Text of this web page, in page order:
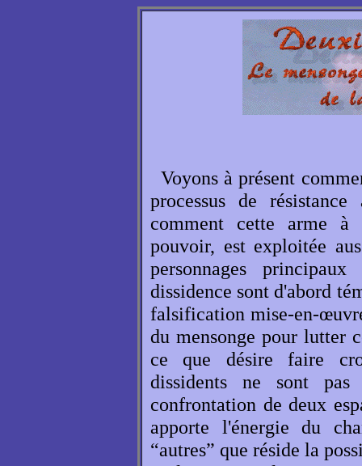
Voyons à présent
processus de
comment cette arme à
pouvoir, est exploitée
personnages
dissidence sont d'abord
falsification mise-en-
du mensonge pour lutter
ce que désire faire
dissidents ne sont
confrontation de deux
apporte l'énergie du
“autres” que réside la